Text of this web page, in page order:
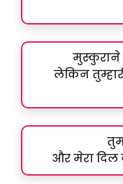
मुस्कुराने
लेकिन
और मेरा दिल